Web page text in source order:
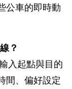
公車的即時動
？
入起點與目的
間、偏好設定